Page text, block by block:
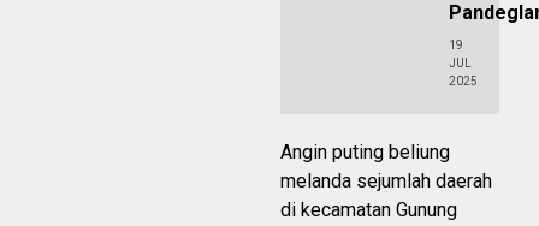
19
JUL
2025
Angin puting beliung
melanda sejumlah daerah
di kecamatan Gunung